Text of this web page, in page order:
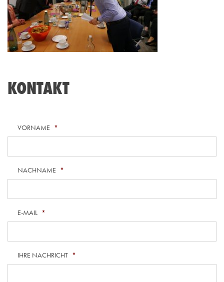
KONTAKT
VORNAME *
NACHNAME *
E-MAIL *
IHRE NACHRICHT *